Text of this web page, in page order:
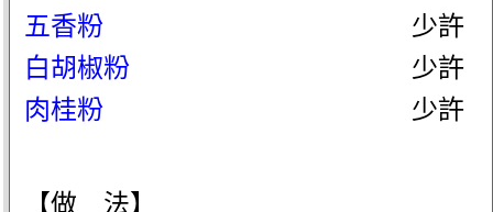
五香粉
少許
白胡椒粉
少許
肉桂粉
少許
【做 法】